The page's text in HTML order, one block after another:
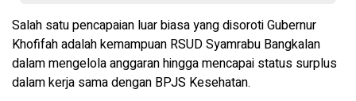
Salah satu pencapaian luar biasa yang disoroti Gubernur
Khofifah adalah kemampuan RSUD Syamrabu Bangkalan
dalam mengelola anggaran hingga mencapai status surplus
dalam kerja sama dengan BPJS Kesehatan.